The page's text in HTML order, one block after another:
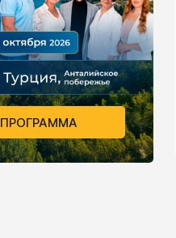
ПРОГРАММА